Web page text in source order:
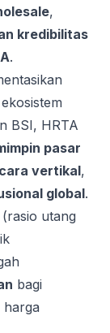
,
kredibilitas
.
BSI, HRTA
pasar
vertikal,
global.
utang
bagi
harga